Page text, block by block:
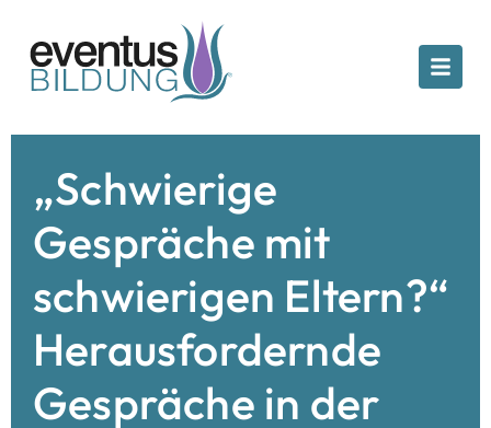
„Schwierige
Gespräche mit
schwierigen Eltern?“
Herausfordernde
Gespräche in der